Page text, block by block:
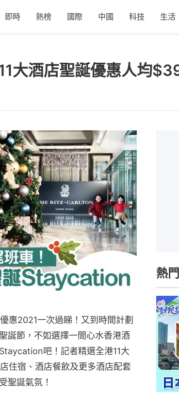
即時 熱榜 國際 中國 科技 生活
大酒店聖誕優惠人均
惠2021一次過睇！又到時間計劃
誕節，不如選擇一間心水香港酒
吧！記者精選全港11大
住宿、酒店餐飲及更多酒店配套
聖誕氣氛！
熱